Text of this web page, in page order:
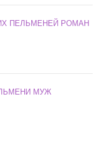
ПЕЛЬМЕНЕЙ РОМАН
МУЖ